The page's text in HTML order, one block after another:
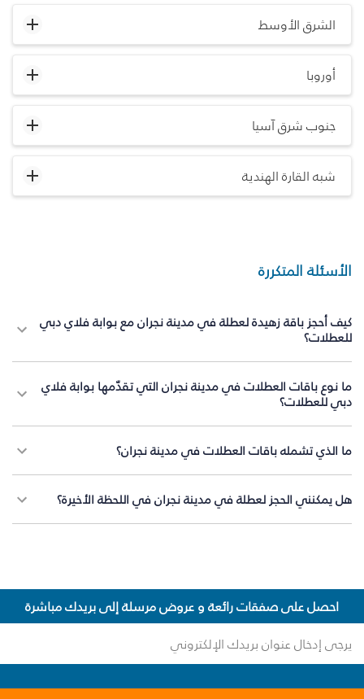
الشرق الأوسط
أوروبا
جنوب شرق آسيا
شبه القارة الهندية
الأسئلة المتكررة
كيف أحجز باقة زهيدة لعطلة في مدينة نجران مع بوابة فلاي دبي
للعطلات؟
ما نوع باقات العطلات في مدينة نجران التي تقدّمها بوابة فلاي
دبي للعطلات؟
ما الذي تشمله باقات العطلات في مدينة نجران؟
هل يمكنني الحجز لعطلة في مدينة نجران في اللحظة الأخيرة؟
احصل على صفقات رائعة و عروض مرسلة إلى بريدك مباشرة